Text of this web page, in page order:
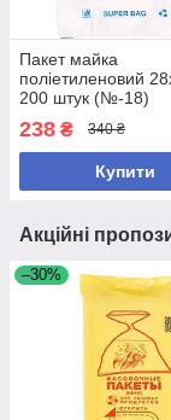
Пакет майка
поліетиленовий
200 штук (№-18)
238 ₴ 340 ₴
Купити
Акційні
–30%